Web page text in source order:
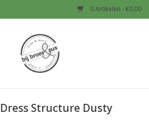
0 Artikelen - €0,00
Structure Dusty